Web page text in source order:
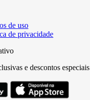
de uso
de privacidade
e descontos especiais